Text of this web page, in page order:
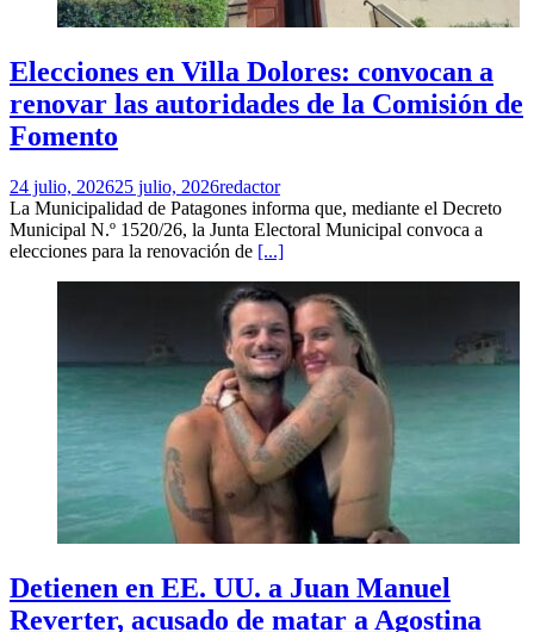
Elecciones en Villa Dolores: convocan a
renovar las autoridades de la Comisión de
Fomento
24 julio, 202625 julio, 2026redactor
La Municipalidad de Patagones informa que, mediante el Decreto
Municipal N.º 1520/26, la Junta Electoral Municipal convoca a
elecciones para la renovación de [...]
Detienen en EE. UU. a Juan Manuel
Reverter, acusado de matar a Agostina